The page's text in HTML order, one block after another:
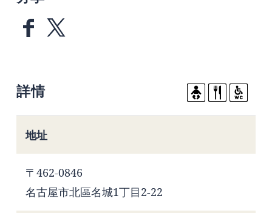
詳情
地址
〒462-0846
名古屋市北區名城1丁目2-22